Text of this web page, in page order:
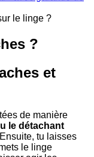
?
et
de manière
le détachant
tu laisses
le linge